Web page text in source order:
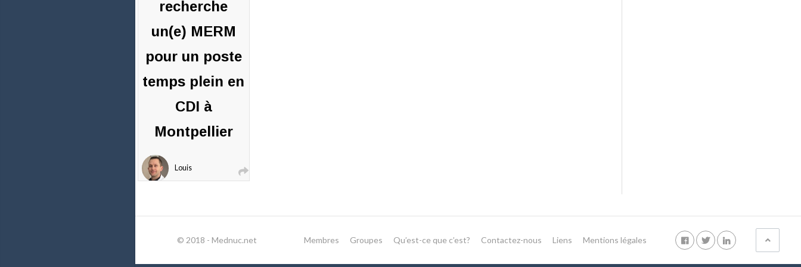
recherche
un(e) MERM
pour un poste
temps plein en
CDI à
Montpellier
Louis
commentaires
© 2018 - Mednuc.net Membres Groupes Qu’est-ce que c’est? Contactez-nous Liens Mentions légales